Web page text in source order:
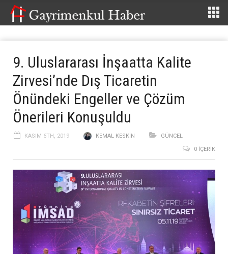
9. Uluslararası İnşaatta Kalite
Zirvesi’nde Dış Ticaretin
Önündeki Engeller ve Çözüm
Önerileri Konuşuldu
KASIM 6TH, 2019 KEMAL KESKIN
GÜNCEL
0 İÇERIK